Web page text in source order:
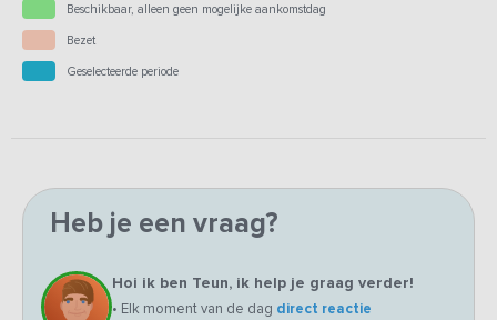
Beschikbaar, alleen geen mogelijke aankomstdag
Bezet
Geselecteerde periode
Heb je een vraag?
Hoi ik ben Teun, ik help je graag verder!
• Elk moment van de dag direct reactie